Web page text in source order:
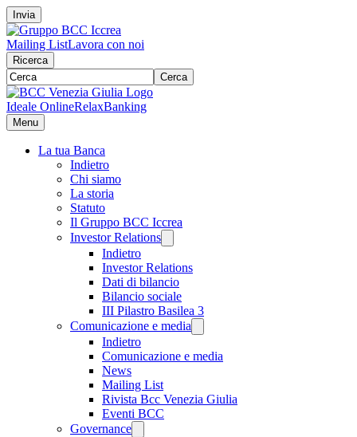
Invia
Mailing ListLavora con noi
Ricerca
Cerca
Ideale OnlineRelaxBanking
Menu
La tua Banca
Indietro
Chi siamo
La storia
Statuto
Il Gruppo BCC Iccrea
Investor Relations
Indietro
Investor Relations
Dati di bilancio
Bilancio sociale
III Pilastro Basilea 3
Comunicazione e media
Indietro
Comunicazione e media
News
Mailing List
Rivista Bcc Venezia Giulia
Eventi BCC
Governance